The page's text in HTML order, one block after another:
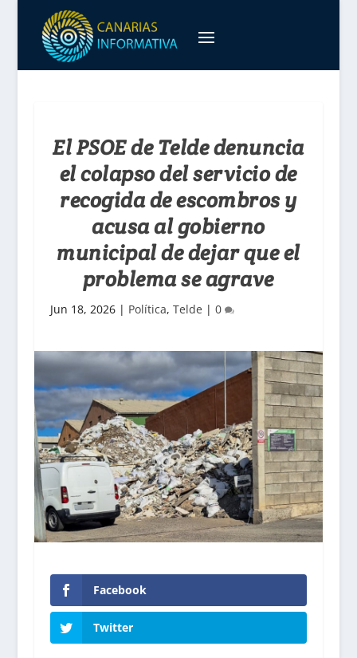
El PSOE de Telde denuncia
el colapso del servicio de
recogida de escombros y
acusa al gobierno
municipal de dejar que el
problema se agrave
Jun 18, 2026| Política, Telde | 0
Facebook
Twitter